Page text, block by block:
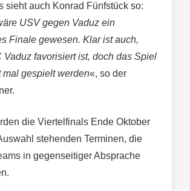
sieht auch Konrad Fünfstück so:
USV gegen Vaduz ein
Finale gewesen. Klar ist auch,
Vaduz favorisiert ist, doch das Spiel
mal gespielt werden«, so der
die Viertelfinals Ende Oktober
stehenden Terminen, die
in gegenseitiger Absprache